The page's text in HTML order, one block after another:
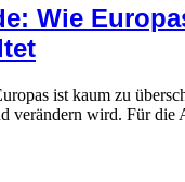
Wie
ist kaum zu
verändern wird. Für